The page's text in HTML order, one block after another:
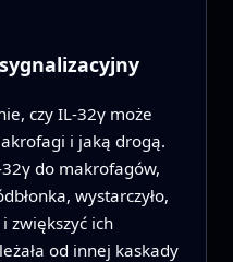
czy IL‑32γ może
i jaką drogą.
do makrofagów,
wystarczyło,
zwiększyć ich
od innej kaskady